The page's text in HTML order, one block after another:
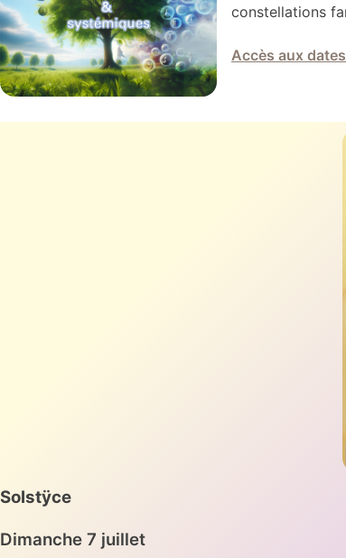
constellations
Accès aux
Solstÿce
Dimanche 7 juillet